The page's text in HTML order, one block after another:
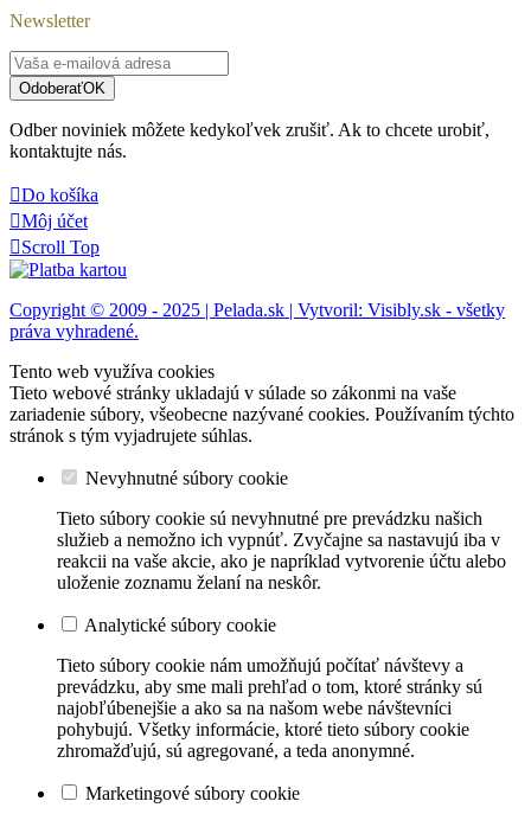
Newsletter
OdoberaťOK
Odber noviniek môžete kedykoľvek zrušiť. Ak to chcete urobiť,
kontaktujte nás.
Do košíka
Môj účet
Scroll Top
Copyright © 2009 - 2025 | Pelada.sk | Vytvoril: Visibly.sk - všetky
práva vyhradené.
Tento web využíva cookies
Tieto webové stránky ukladajú v súlade so zákonmi na vaše
zariadenie súbory, všeobecne nazývané cookies. Používaním týchto
stránok s tým vyjadrujete súhlas.
Nevyhnutné súbory cookie
Tieto súbory cookie sú nevyhnutné pre prevádzku našich
služieb a nemožno ich vypnúť. Zvyčajne sa nastavujú iba v
reakcii na vaše akcie, ako je napríklad vytvorenie účtu alebo
uloženie zoznamu želaní na neskôr.
Analytické súbory cookie
Tieto súbory cookie nám umožňujú počítať návštevy a
prevádzku, aby sme mali prehľad o tom, ktoré stránky sú
najobľúbenejšie a ako sa na našom webe návštevníci
pohybujú. Všetky informácie, ktoré tieto súbory cookie
zhromažďujú, sú agregované, a teda anonymné.
Marketingové súbory cookie